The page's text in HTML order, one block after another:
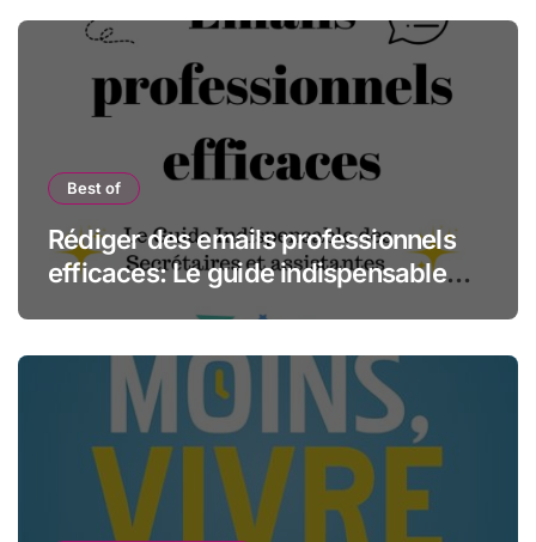
Best of
Rédiger des emails professionnels
efficaces: Le guide indispensable